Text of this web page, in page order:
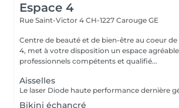
Espace 4
Rue Saint-Victor 4 CH-1227 Carouge GE
Centre de beauté et de bien-être au coeur de
4, met à votre disposition un espace
professionnels compétents et qualifié...
Aisselles
Bikini échancré